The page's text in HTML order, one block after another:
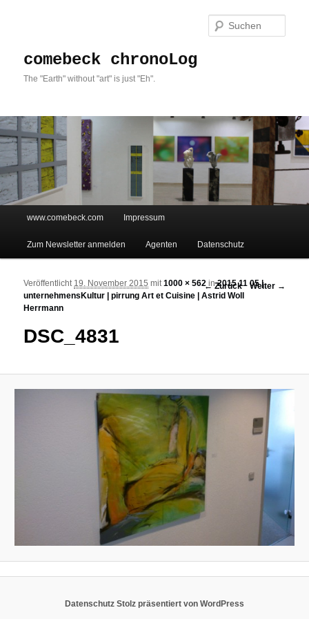
comebeck chronoLog
The "Earth" without "art" is just "Eh".
Zum Inhalt wechseln
Zum sekundären Inhalt wechseln
www.comebeck.com Impressum
Zum Newsletter anmelden Agenten Datenschutz
Bilder-Navigation
← Zurück Weiter →
DSC_4831
Veröffentlicht 19. November 2015 mit1000 × 562 in2015 11 05 |
unternehmensKultur | pirrung Art et Cuisine | Astrid Woll
Herrmann
Datenschutz Stolz präsentiert von WordPress